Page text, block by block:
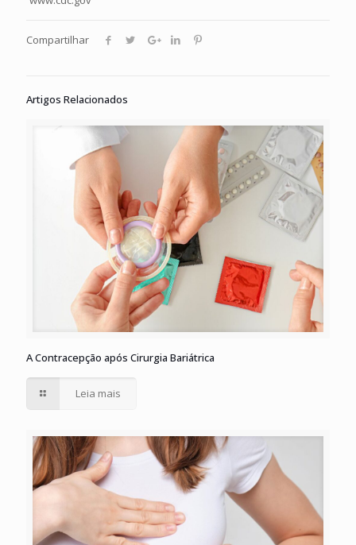
Compartilhar
Artigos Relacionados
A Contracepção após Cirurgia Bariátrica
Leia mais